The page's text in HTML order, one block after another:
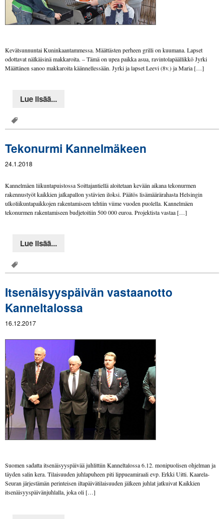
Kevätsunnuntai Kuninkaantammessa. Määttästen perheen grilli on kuumana. Lapset
odottavat nälkäisinä makkaroita. – Tämä on upea paikka asua, ravintolapäällikkö Jyrki
Määttänen sanoo makkaroita käännellessään. Jyrki ja lapset Leevi (8v.) ja Maria […]
Lue lisää...
Tekonurmi Kannelmäkeen
24.1.2018
Kannelmäen liikuntapuistossa Soittajantiellä aloitetaan kevään aikana tekonurmen
rakennustyöt kaikkien jalkapallon ystävien iloksi. Päätös lisämäärärahasta Helsingin
ulkoliikuntapaikkojen rakentamiseen tehtiin viime vuoden puolella. Kannelmäen
tekonurmen rakentamiseen budjetoitiin 500 000 euroa. Projektista vastaa […]
Lue lisää...
Itsenäisyyspäivän vastaanotto
Kanneltalossa
16.12.2017
Suomen sadatta itsenäisyyspäivää juhlittiin Kanneltalossa 6.12. monipuolisen ohjelman ja
täyden salin kera. Tilaisuuden juhlapuheen piti lippueamiraali evp. Erkki Uitti. Kaarela-
Seuran järjestämän perinteisen iltapäivätilaisuuden jälkeen juhlat jatkuivat Kaikkien
itsenäisyyspäivänjuhlalla, joka oli […]